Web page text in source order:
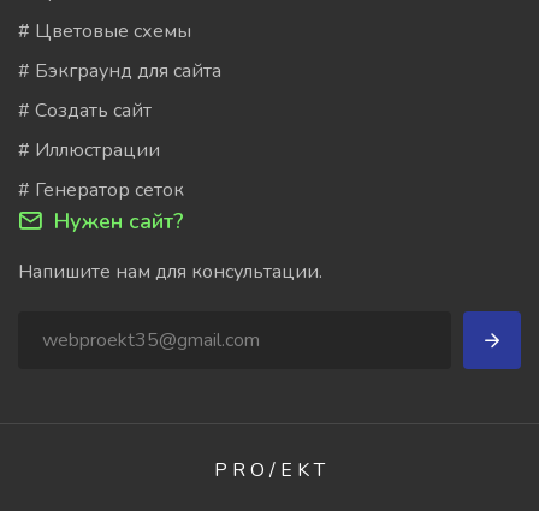
# Цветовые схемы
# Бэкграунд для сайта
# Создать сайт
# Иллюстрации
# Генератор сеток
Нужен сайт?
Напишите нам для консультации.
P R O / E K T